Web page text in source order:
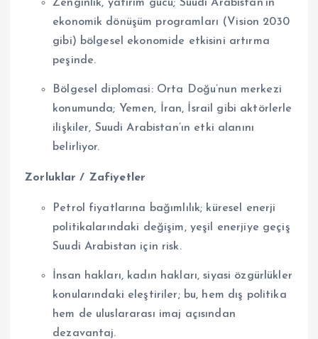
Zenginlik, yatırım gücü; Suudi Arabistan’ın
ekonomik dönüşüm programları (Vision 2030
gibi) bölgesel ekonomide etkisini artırma
peşinde.
Bölgesel diplomasi: Orta Doğu’nun merkezi
konumunda; Yemen, İran, İsrail gibi aktörlerle
ilişkiler, Suudi Arabistan’ın etki alanını
belirliyor.
Zorluklar / Zafiyetler
Petrol fiyatlarına bağımlılık; küresel enerji
politikalarındaki değişim, yeşil enerjiye geçiş
Suudi Arabistan için risk.
İnsan hakları, kadın hakları, siyasi özgürlükler
konularındaki eleştiriler; bu, hem dış politika
hem de uluslararası imaj açısından
dezavantaj.